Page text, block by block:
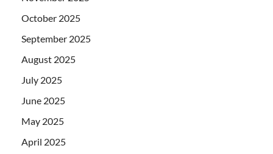
October 2025
September 2025
August 2025
July 2025
June 2025
May 2025
April 2025